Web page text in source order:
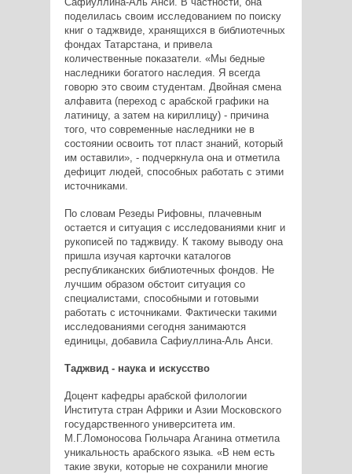
поделилась своим исследованием по поиску
книг о таджвиде, хранящихся в библиотечных
фондах Татарстана, и привела
количественные показатели. «Мы бедные
наследники богатого наследия. Я всегда
говорю это своим студентам. Двойная смена
алфавита (переход с арабской графики на
латиницу, а затем на кириллицу) - причина
того, что современные наследники не в
состоянии освоить тот пласт знаний, который
им оставили», - подчеркнула она и отметила
дефицит людей, способных работать с этими
источниками.
По словам Резеды Рифовны, плачевным
остается и ситуация с исследованиями книг и
рукописей по таджвиду. К такому выводу она
пришла изучая карточки каталогов
республиканских библиотечных фондов. Не
лучшим образом обстоит ситуация со
специалистами, способными и готовыми
работать с источниками. Фактически такими
исследованиями сегодня занимаются
единицы, добавила Сафиуллина-Аль Анси.
Таджвид - наука и искусство
Доцент кафедры арабской филологии
Института стран Африки и Азии Московского
государственного университета им.
М.Г.Ломоносова Гюльчара Аганина отметила
уникальность арабского языка. «В нем есть
такие звуки, которые не сохранили многие